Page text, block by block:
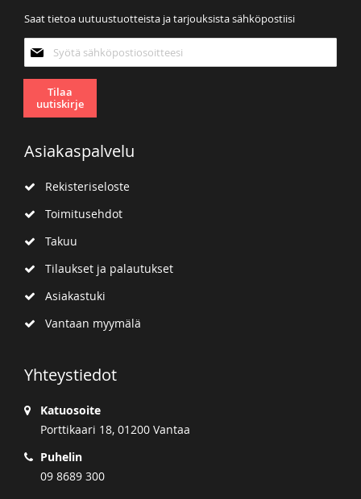
Saat tietoa uutuustuotteista ja tarjouksista sähköpostiisi
uutiskirjeemme:
Tilaa
uutiskirje
Asiakaspalvelu
Rekisteriseloste
Toimitusehdot
Takuu
Tilaukset ja palautukset
Asiakastuki
Vantaan myymälä
Yhteystiedot
Katuosoite
Porttikaari 18, 01200 Vantaa
Puhelin
09 8689 300